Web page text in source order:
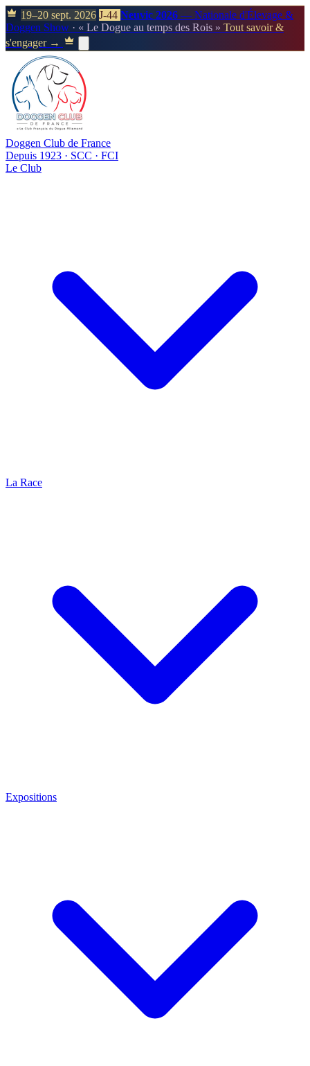
19–20 sept. 2026 J-44 Neuvic 2026 — Nationale d'Élevage &
Doggen Show · « Le Dogue au temps des Rois » Tout savoir &
s'engager →
Doggen Club de France
Depuis 1923 · SCC · FCI
Le Club
La Race
Expositions